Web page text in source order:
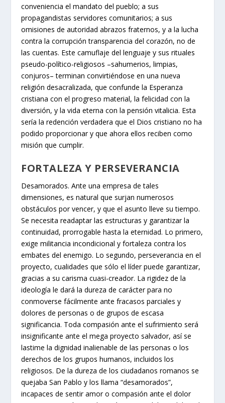
conveniencia el mandato del pueblo; a sus
propagandistas servidores comunitarios; a sus
omisiones de autoridad abrazos fraternos, y a la lucha
contra la corrupción transparencia del corazón, no de
las cuentas. Este camuflaje del lenguaje y sus rituales
pseudo-político-religiosos –sahumerios, limpias,
conjuros– terminan convirtiéndose en una nueva
religión desacralizada, que confunde la Esperanza
cristiana con el progreso material, la felicidad con la
diversión, y la vida eterna con la pensión vitalicia. Esta
sería la redención verdadera que el Dios cristiano no ha
podido proporcionar y que ahora ellos reciben como
misión que cumplir.
FORTALEZA Y PERSEVERANCIA
Desamorados. Ante una empresa de tales
dimensiones, es natural que surjan numerosos
obstáculos por vencer, y que el asunto lleve su tiempo.
Se necesita readaptar las estructuras y garantizar la
continuidad, prorrogable hasta la eternidad. Lo primero,
exige militancia incondicional y fortaleza contra los
embates del enemigo. Lo segundo, perseverancia en el
proyecto, cualidades que sólo el líder puede garantizar,
gracias a su carisma cuasi-creador. La rigidez de la
ideología le dará la dureza de carácter para no
conmoverse fácilmente ante fracasos parciales y
dolores de personas o de grupos de escasa
significancia. Toda compasión ante el sufrimiento será
insignificante ante el mega proyecto salvador, así se
lastime la dignidad inalienable de las personas o los
derechos de los grupos humanos, incluidos los
religiosos. De la dureza de los ciudadanos romanos se
quejaba San Pablo y los llama “desamorados”,
incapaces de sentir amor o compasión ante el dolor